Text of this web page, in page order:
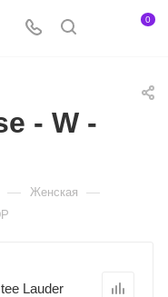
0
- W -
— Женская —
Lauder